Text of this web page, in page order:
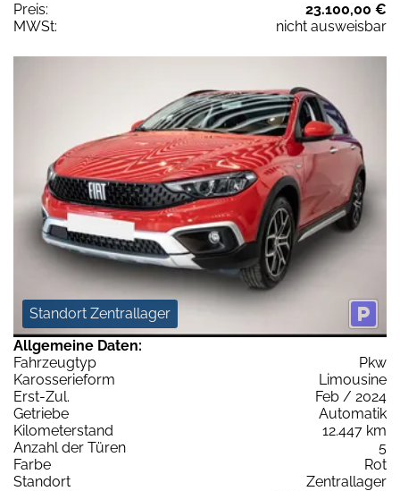
Preis:
23.100,00 €
MWSt:
nicht ausweisbar
Standort Zentrallager
Allgemeine Daten:
Fahrzeugtyp
Pkw
Karosserieform
Limousine
Erst-Zul.
Feb / 2024
Getriebe
Automatik
Kilometerstand
12.447 km
Anzahl der Türen
5
Farbe
Rot
Standort
Zentrallager